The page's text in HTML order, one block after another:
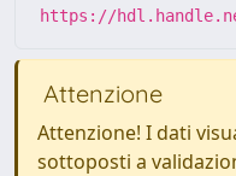
https://
Attenzione
Attenzione! I dati
sottoposti a